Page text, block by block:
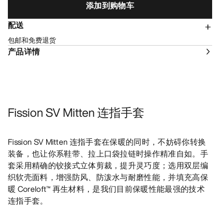
添加到购物车
配送
包邮和免费退货
产品详情
Fission SV Mitten 连指手套
Fission SV Mitten 连指手套在保暖的同时，不妨碍你转换
装备，也让你系鞋带、拉上口袋拉链时操作精准自如。手
套采用精确的铰接式立体剪裁，提升灵巧度；选用双层编
织软壳面料，增强防风、防泼水与耐磨性能，并填充高保
暖 Coreloft™ 再生材料，是我们目前保暖性能最强的技术
连指手套。